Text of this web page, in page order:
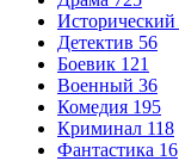
Исторический
Детектив 56
Боевик 121
Военный 36
Комедия 195
Криминал 118
Фантастика 16